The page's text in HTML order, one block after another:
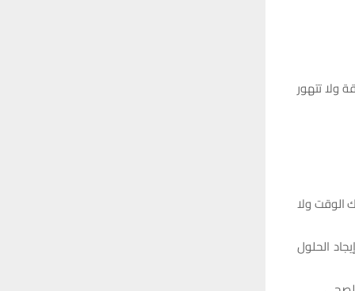
ولا تتهور
الوقت ولا
الحلول